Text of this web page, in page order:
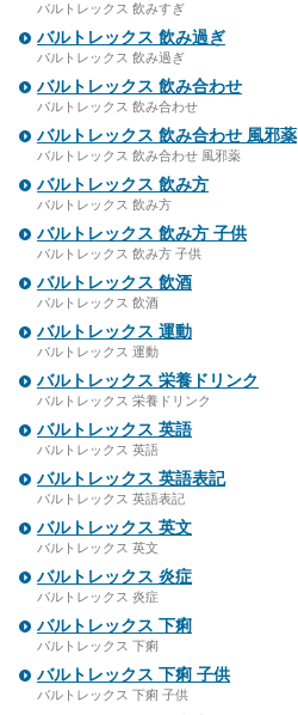
バルトレックス 飲みすぎ
バルトレックス 飲み過ぎ
バルトレックス 飲み過ぎ
バルトレックス 飲み合わせ
バルトレックス 飲み合わせ
バルトレックス 飲み合わせ 風邪薬
バルトレックス 飲み合わせ 風邪薬
バルトレックス 飲み方
バルトレックス 飲み方
バルトレックス 飲み方 子供
バルトレックス 飲み方 子供
バルトレックス 飲酒
バルトレックス 飲酒
バルトレックス 運動
バルトレックス 運動
バルトレックス 栄養ドリンク
バルトレックス 栄養ドリンク
バルトレックス 英語
バルトレックス 英語
バルトレックス 英語表記
バルトレックス 英語表記
バルトレックス 英文
バルトレックス 英文
バルトレックス 炎症
バルトレックス 炎症
バルトレックス 下痢
バルトレックス 下痢
バルトレックス 下痢 子供
バルトレックス 下痢 子供